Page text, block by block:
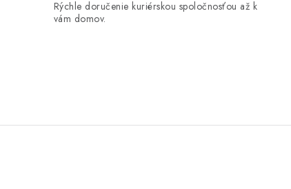
Rýchle doručenie kuriérskou spoločnosťou až k
vám domov.